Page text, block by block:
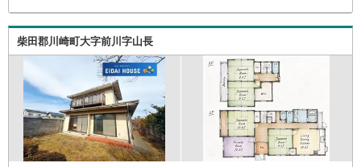
住宅ローン各種税金についても、誠心誠意ご説明させて頂
きます。各店舗ではキッズスペースも完備！お子様連れの
ご家族様で是非お越しください。営業時間:10:00～18:00
（定休日火・水曜日※店舗により変動あり）現地のご案内も
可能ですので、どうぞお気軽にお問い合わせください！
柴田郡川崎町大字前川字山長